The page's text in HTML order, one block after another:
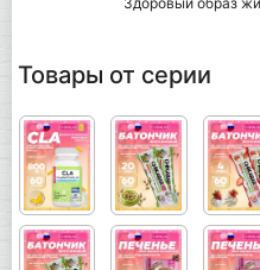
Товары от серии